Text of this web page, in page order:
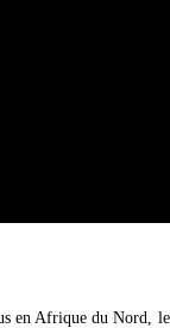
en Afrique du Nord,